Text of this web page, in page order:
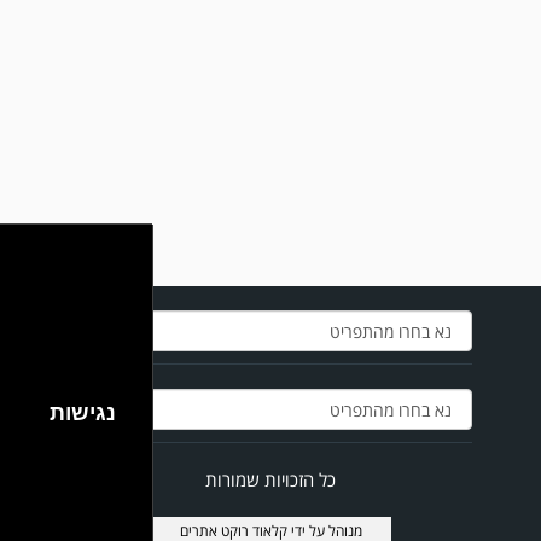
כל הזכויות שמורות
מנוהל על ידיקלאוד רוקט אתרים
נגישות